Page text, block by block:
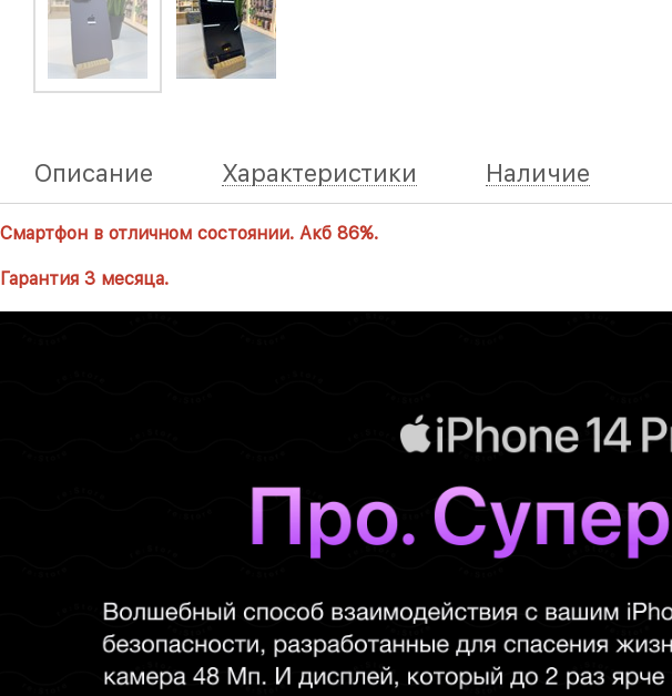
Описание Характеристики Наличие
Смартфон в отличном состоянии. Акб 86%.
Гарантия 3 месяца.